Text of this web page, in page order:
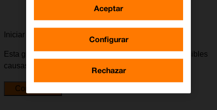
Iniciar la guía para solucionar tu problema
Esta guía te va a conducir a través de una serie de posibles
causas y soluciones al problema.
Comenzar
Configurar
Rechazar
Aceptar